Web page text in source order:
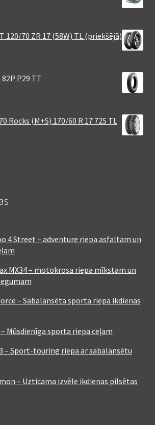
120/70 ZR 17 (58W) TL (priekšējā)
82P P29 TT
Rocks (M+S) 170/60 R 17 72S TL
4 Street – adventure riepa asfaltam un
MX34 – motokrosa riepa mīkstam un
– Sabalansēta sporta riepa ikdienas
– Mūsdienīga sporta riepa ceļam
– Sport-touring riepa ar sabalansētu
– Uzticama izvēle ikdienas pilsētas